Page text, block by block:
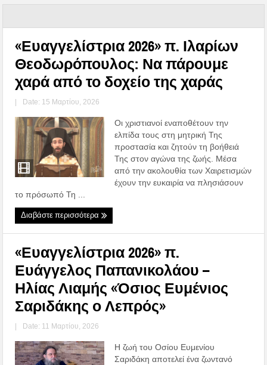
«Ευαγγελίστρια 2026» π. Ιλαρίων
Θεοδωρόπουλος: Να πάρουμε
χαρά από το δοχείο της χαράς
| Date: 15 Μαρτίου, 2026
Οι χριστιανοί εναποθέτουν την
ελπίδα τους στη μητρική Της
προστασία και ζητούν τη βοήθειά
Της στον αγώνα της ζωής. Μέσα
από την ακολουθία των Χαιρετισμών
έχουν την ευκαιρία να πλησιάσουν
το πρόσωπό Τη ...
Διαβάστε περισσότερα
«Ευαγγελίστρια 2026» π.
Ευάγγελος Παπανικολάου –
Ηλίας Λιαμής «Όσιος Ευμένιος
Σαριδάκης ο Λεπρός»
| Date: 11 Μαρτίου, 2026
Η ζωή του Οσίου Ευμενίου
Σαριδάκη αποτελεί ένα ζωντανό